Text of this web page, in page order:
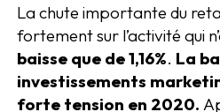
La chute importante du
fortement sur l’activité qui
baisse que de 1,16%. La
investissements
forte tension en 2020.